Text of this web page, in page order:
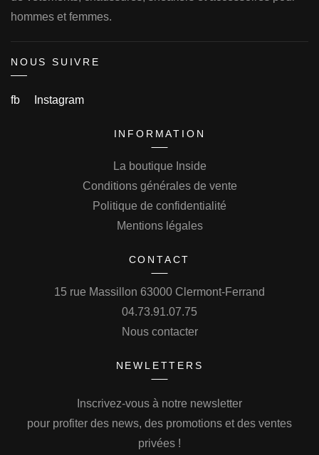
hommes et femmes.
NOUS SUIVRE
fb Instagram
INFORMATION
La boutique Inside
Conditions générales de vente
Politique de confidentialité
Mentions légales
CONTACT
15 rue Massillon 63000 Clermont-Ferrand
04.73.91.07.75
Nous contacter
NEWLETTERS
Inscrivez-vous à notre newsletter
pour profiter des news, des promotions et des ventes
privées !